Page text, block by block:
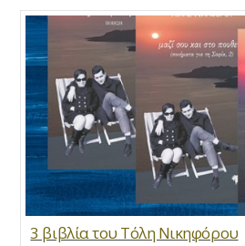
3 βιβλία του Τόλη Νικηφόρου